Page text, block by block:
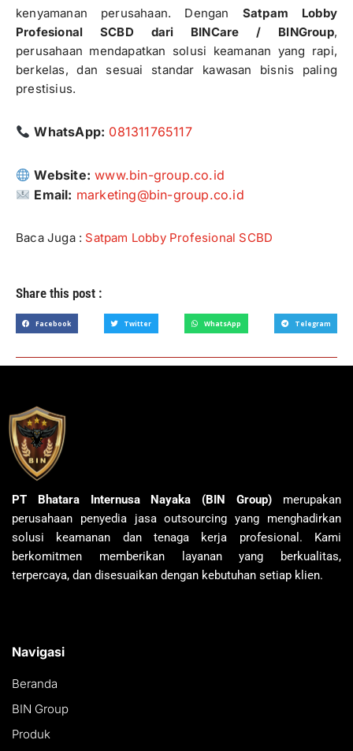
kenyamanan perusahaan. Dengan Satpam Lobby
Profesional SCBD dari BINCare / BINGroup,
perusahaan mendapatkan solusi keamanan yang rapi,
berkelas, dan sesuai standar kawasan bisnis paling
prestisius.
WhatsApp: 081311765117
Website: www.bin-group.co.id
Email: marketing@bin-group.co.id
Baca Juga : Satpam Lobby Profesional SCBD
Share this post :
Facebook Twitter WhatsApp Telegram
PT Bhatara Internusa Nayaka (BIN Group) merupakan
perusahaan penyedia jasa outsourcing yang menghadirkan
solusi keamanan dan tenaga kerja profesional. Kami
berkomitmen memberikan layanan yang berkualitas,
terpercaya, dan disesuaikan dengan kebutuhan setiap klien.
Navigasi
Beranda
BIN Group
Produk